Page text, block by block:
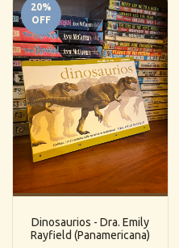
20%
OFF
Dinosaurios - Dra. Emily
Rayfield (Panamericana)